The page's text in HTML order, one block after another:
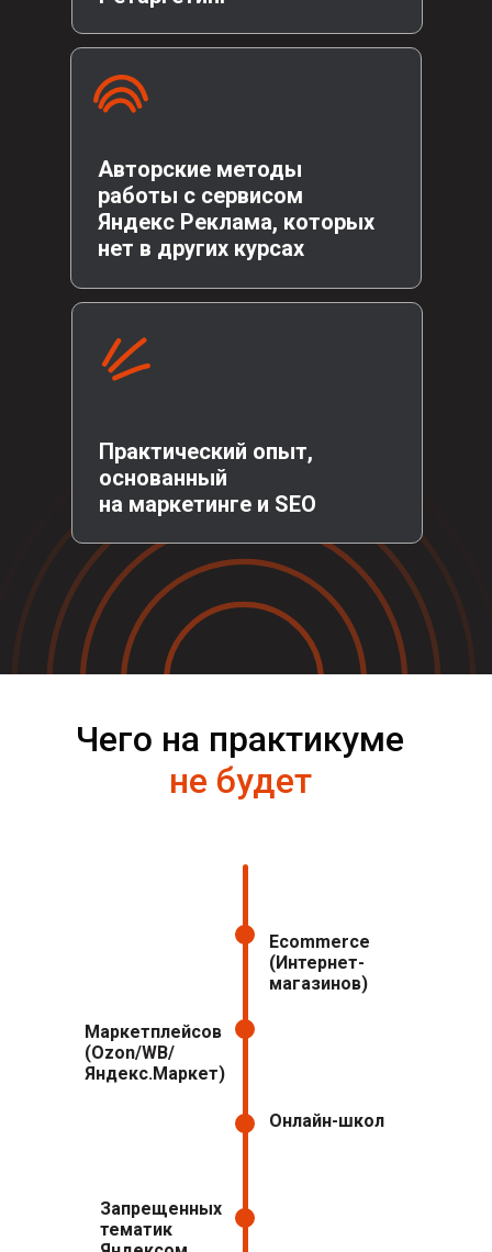
Авторские методы
работы с сервисом
Яндекс Реклама, которых
нет в других курсах
Практический опыт,
основанный
на маркетинге и SEO
Чего на практикуме
не будет
Ecommerсe
(Интернет-
магазинов)
Маркетплейсов
(Ozon/WB/
Яндекс.Маркет)
Онлайн-школ
Запрещенных
тематик